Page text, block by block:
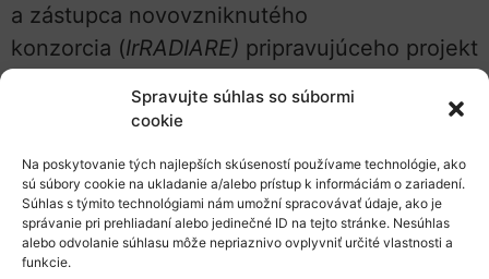
Spravujte súhlas so súbormi
cookie
Na poskytovanie tých najlepších skúseností používame technológie, ako
sú súbory cookie na ukladanie a/alebo prístup k informáciám o zariadení.
Súhlas s týmito technológiami nám umožní spracovávať údaje, ako je
správanie pri prehliadaní alebo jedinečné ID na tejto stránke. Nesúhlas
alebo odvolanie súhlasu môže nepriaznivo ovplyvniť určité vlastnosti a
funkcie.
a zástupca novovzniknutého
konzorcia (IrRADIARE) pripravujúceho projekt
vysoké školy, ktoré pripravujú prihlášku
po prestávke vyhradenýpriestor
na diskusiu so zahraničnými hosťami, ktorý
poskytne jedinečnú príležitosť